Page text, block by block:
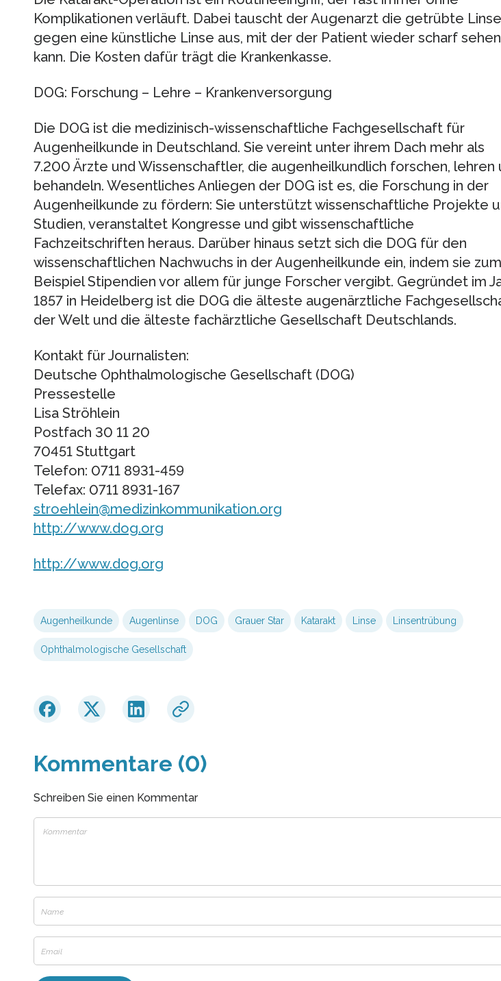
Komplikationen verläuft. Dabei tauscht der Augenarzt die getrübte Linse
gegen eine künstliche Linse aus, mit der der Patient wieder scharf sehen
kann. Die Kosten dafür trägt die Krankenkasse.
DOG: Forschung – Lehre – Krankenversorgung
Die DOG ist die medizinisch-wissenschaftliche Fachgesellschaft für
Augenheilkunde in Deutschland. Sie vereint unter ihrem Dach mehr als
7.200 Ärzte und Wissenschaftler, die augenheilkundlich forschen, lehren
behandeln. Wesentliches Anliegen der DOG ist es, die Forschung in der
Augenheilkunde zu fördern: Sie unterstützt wissenschaftliche Projekte
Studien, veranstaltet Kongresse und gibt wissenschaftliche
Fachzeitschriften heraus. Darüber hinaus setzt sich die DOG für den
wissenschaftlichen Nachwuchs in der Augenheilkunde ein, indem sie zum
Beispiel Stipendien vor allem für junge Forscher vergibt. Gegründet im
1857 in Heidelberg ist die DOG die älteste augenärztliche
der Welt und die älteste fachärztliche Gesellschaft Deutschlands.
Kontakt für Journalisten:
Deutsche Ophthalmologische Gesellschaft (DOG)
Pressestelle
Lisa Ströhlein
Postfach 30 11 20
70451 Stuttgart
Telefon: 0711 8931-459
Telefax: 0711 8931-167
stroehlein@medizinkommunikation.org
http://www.dog.org
http://www.dog.org
Augenheilkunde Augenlinse DOG Grauer Star Katarakt Linse Linsentrübung
Ophthalmologische Gesellschaft
Kommentare (0)
Schreiben Sie einen Kommentar